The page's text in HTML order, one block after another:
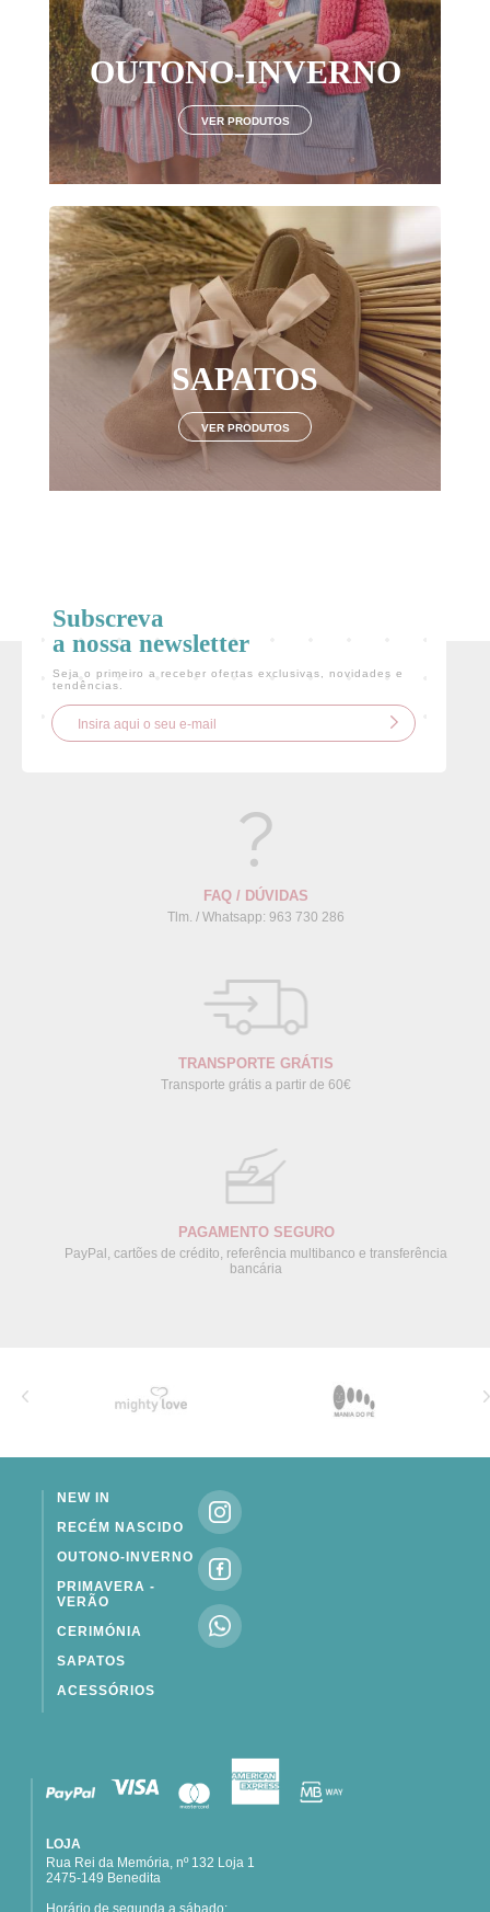
Login
LOGIN COM O FACEBOOK
Recuperar Password
CRIAR NOVO CLIENTE
OUTONO-INVERNO
VER PRODUTOS
SAPATOS
VER PRODUTOS
Subscreva
a nossa newsletter
Seja o primeiro a receber ofertas exclusivas, novidades e
tendências.
FAQ / DÚVIDAS
Tlm. / Whatsapp: 963 730 286
TRANSPORTE GRÁTIS
Transporte grátis a partir de 60€
PAGAMENTO SEGURO
PayPal, cartões de crédito, referência multibanco e transferência
bancária
NEW IN
RECÉM NASCIDO
OUTONO-INVERNO
PRIMAVERA -
VERÃO
CERIMÓNIA
SAPATOS
ACESSÓRIOS
LOJA
Rua Rei da Memória, nº 132 Loja 1
2475-149 Benedita
Horário de segunda a sábado: